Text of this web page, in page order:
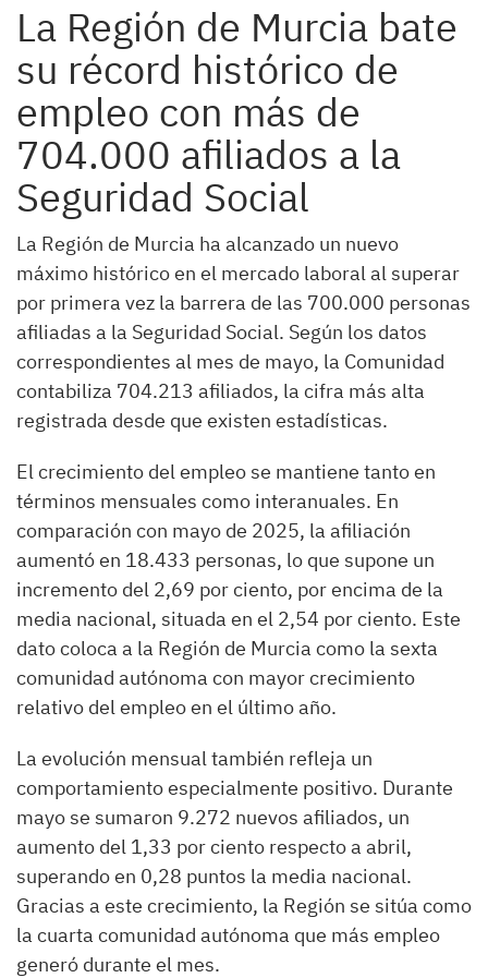
La Región de Murcia bate
su récord histórico de
empleo con más de
704.000 afiliados a la
Seguridad Social
La Región de Murcia ha alcanzado un nuevo
máximo histórico en el mercado laboral al superar
por primera vez la barrera de las 700.000 personas
afiliadas a la Seguridad Social. Según los datos
correspondientes al mes de mayo, la Comunidad
contabiliza 704.213 afiliados, la cifra más alta
registrada desde que existen estadísticas.
El crecimiento del empleo se mantiene tanto en
términos mensuales como interanuales. En
comparación con mayo de 2025, la afiliación
aumentó en 18.433 personas, lo que supone un
incremento del 2,69 por ciento, por encima de la
media nacional, situada en el 2,54 por ciento. Este
dato coloca a la Región de Murcia como la sexta
comunidad autónoma con mayor crecimiento
relativo del empleo en el último año.
La evolución mensual también refleja un
comportamiento especialmente positivo. Durante
mayo se sumaron 9.272 nuevos afiliados, un
aumento del 1,33 por ciento respecto a abril,
superando en 0,28 puntos la media nacional.
Gracias a este crecimiento, la Región se sitúa como
la cuarta comunidad autónoma que más empleo
generó durante el mes.